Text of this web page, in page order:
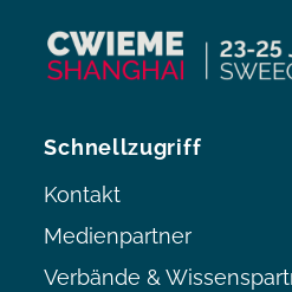
Schnellzugriff
Kontakt
Medienpartner
Verbände &